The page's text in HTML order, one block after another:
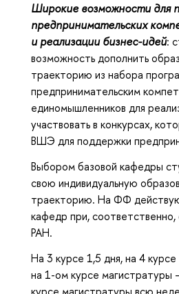
Широкие возможности для
предпринимательских
и реализации бизнес-идей:
возможность дополнить
траекторию из набора
предпринимательским
единомышленников для
участвовать в конкурсах,
ВШЭ для поддержки
Выбором базовой кафедры
свою индивидуальную
траекторию. На ФФ
кафедр при,
РАН.
На 3 курсе 1,5 дня, на 4
на 1-ом курсе магистратуры